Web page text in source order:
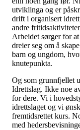
utviklinga og er
drift i organisert
andre
Arbeidet sørger for
dreier seg om å
barn og ungdom,
knutepunkta.
Og som grunnfjellet
Idrettslag. Ikke noe
for dere. Vi i
idrettslaget og vi
fremtidsrettet kurs.
med